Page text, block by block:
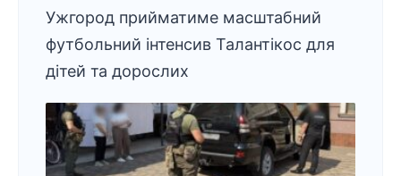
Ужгород прийматиме масштабний
футбольний інтенсив Талантікос для
дітей та дорослих